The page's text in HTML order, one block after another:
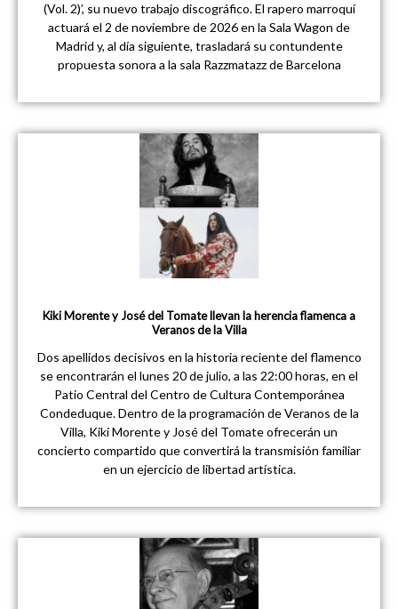
(Vol. 2)’, su nuevo trabajo discográfico. El rapero marroquí
actuará el 2 de noviembre de 2026 en la Sala Wagon de
Madrid y, al día siguiente, trasladará su contundente
propuesta sonora a la sala Razzmatazz de Barcelona
Kiki Morente y José del Tomate llevan la herencia flamenca a
Veranos de la Villa
Dos apellidos decisivos en la historia reciente del flamenco
se encontrarán el lunes 20 de julio, a las 22:00 horas, en el
Patio Central del Centro de Cultura Contemporánea
Condeduque. Dentro de la programación de Veranos de la
Villa, Kiki Morente y José del Tomate ofrecerán un
concierto compartido que convertirá la transmisión familiar
en un ejercicio de libertad artística.